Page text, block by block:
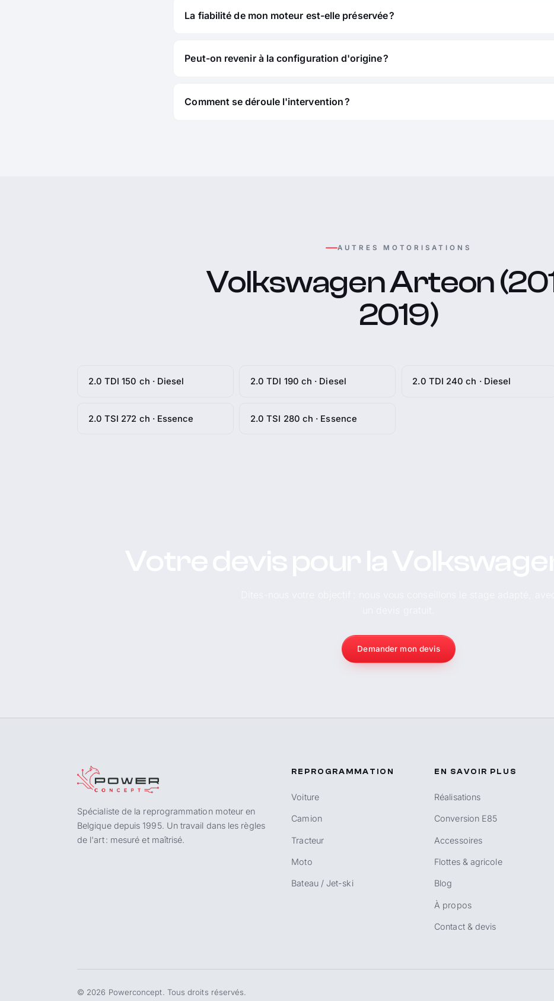
La fiabilité de mon moteur est-elle préservée ?
Peut-on revenir à la configuration d'origine ?
Comment se déroule l'intervention ?
AUTRES MOTORISATIONS
Volkswagen Arteon
2019)
2.0 TDI 150 ch · Diesel 2.0 TDI 190 ch · Diesel 2.0 TDI 240 ch · Diesel
2.0 TSI 272 ch · Essence 2.0 TSI 280 ch · Essence
Demander mon devis
Spécialiste de la reprogrammation moteur en
Belgique depuis 1995. Un travail dans les règles
de l'art : mesuré et maîtrisé.
REPROGRAMMATION
Voiture
Camion
Tracteur
Moto
Bateau / Jet-ski
EN SAVOIR PLUS
Réalisations
Conversion E85
Accessoires
Flottes & agricole
Blog
À propos
Contact & devis
© 2026 Powerconcept. Tous droits réservés.